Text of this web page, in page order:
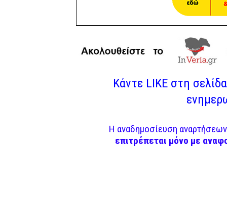
Κάντε LIKE στη
Η αναδημοσίευση
επιτρέπεται μόνο με